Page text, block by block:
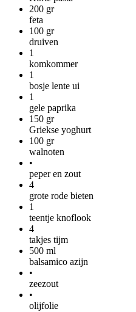
200 gr
feta
100 gr
druiven
1
komkommer
1
bosje lente ui
1
gele paprika
150 gr
Griekse yoghurt
100 gr
walnoten
•
peper en zout
4
grote rode bieten
1
teentje knoflook
4
takjes tijm
500 ml
balsamico azijn
•
zeezout
•
olijfolie